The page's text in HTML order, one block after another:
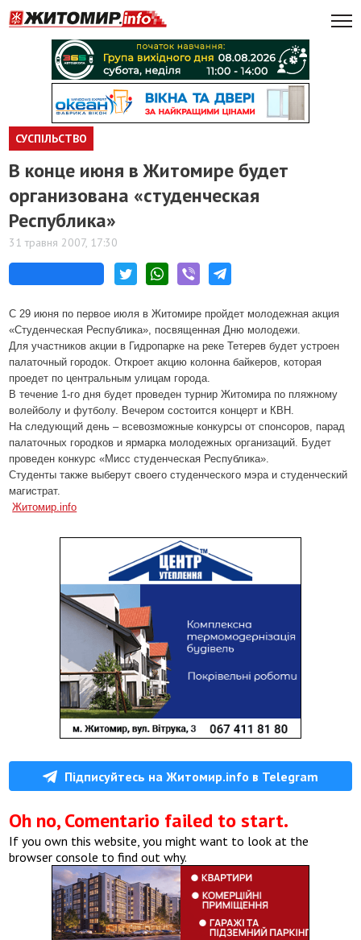
СУСПІЛЬСТВО
В конце июня в Житомире будет
организована «студенческая
Республика»
31 травня 2007, 17:30
С 29 июня по первое июля в Житомире пройдет молодежная акция
«Студенческая Республика», посвященная Дню молодежи.
Для участников акции в Гидропарке на реке Тетерев будет устроен
палаточный городок. Откроет акцию колонна байкеров, которая
проедет по центральным улицам города.
В течение 1-го дня будет проведен турнир Житомира по пляжному
волейболу и футболу. Вечером состоится концерт и КВН.
На следующий день – всевозможные конкурсы от спонсоров, парад
палаточных городков и ярмарка молодежных организаций. Будет
проведен конкурс «Мисс студенческая Республика».
Студенты также выберут своего студенческого мэра и студенческий
магистрат.
Житомир.info
Підписуйтесь на Житомир.info в Telegram
Oh no, Comentario failed to start.
If you own this website, you might want to look at the
browser console to find out why.